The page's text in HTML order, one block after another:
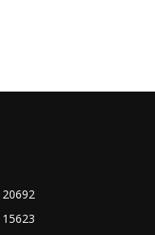
15623